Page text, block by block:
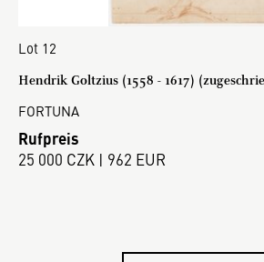
Lot 12
Hendrik Goltzius (1558 - 1617)
FORTUNA
Rufpreis
25 000 CZK | 962 EUR